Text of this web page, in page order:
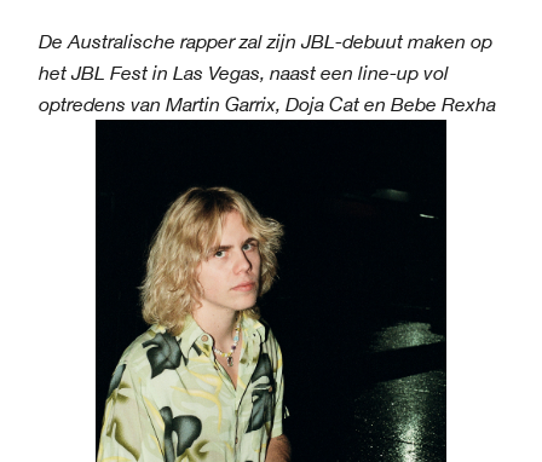
De Australische rapper zal zijn JBL-debuut maken op
het JBL Fest in Las Vegas, naast een line-up vol
optredens van Martin Garrix, Doja Cat en Bebe Rexha